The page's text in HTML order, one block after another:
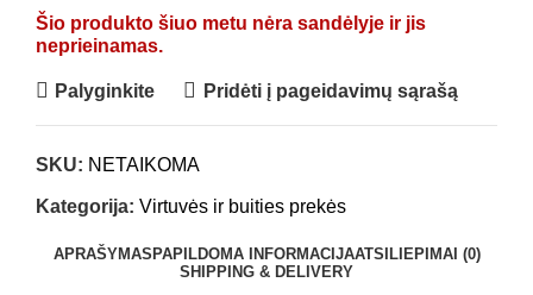
Šio produkto šiuo metu nėra sandėlyje ir jis
neprieinamas.
Palyginkite Pridėti į pageidavimų sąrašą
SKU: NETAIKOMA
Kategorija: Virtuvės ir buities prekės
APRAŠYMAS PAPILDOMA INFORMACIJAATSILIEPIMAI (0)
SHIPPING & DELIVERY